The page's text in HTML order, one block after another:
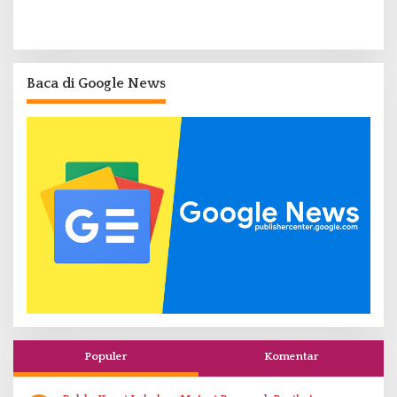
Baca di Google News
Populer Komentar